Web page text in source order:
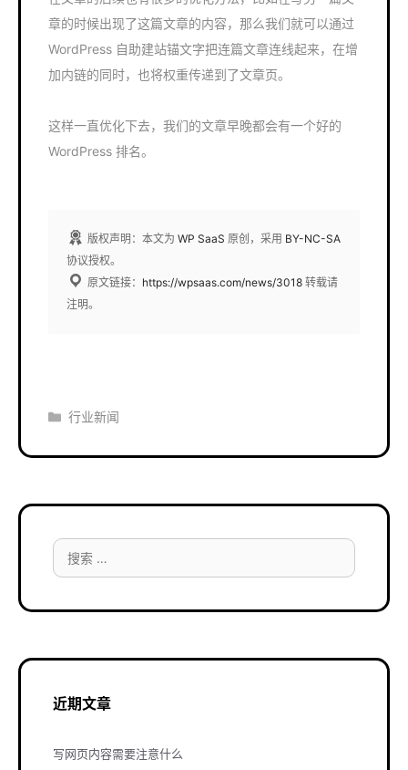
章的时候出现了这篇文章的内容，那么我们就可以通过
WordPress 自助建站锚文字把连篇文章连线起来，在增
加内链的同时，也将权重传递到了文章页。
这样一直优化下去，我们的文章早晚都会有一个好的
WordPress 排名。
版权声明：本文为 WP SaaS 原创，采用 BY-NC-SA
协议授权。
原文链接： https://wpsaas.com/news/3018 转载请
注明。
分
行业新闻
搜
索：
近期文章
写网页内容需要注意什么